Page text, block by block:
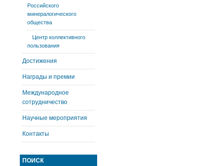
Российского
минералогического
общества
Центр коллективного
пользования
Достижения
Награды и премии
Международное
сотрудничество
Научные мероприятия
Контакты
ПОИСК